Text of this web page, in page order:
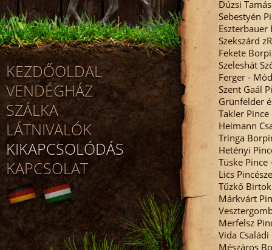
KEZDŐOLDAL
VENDÉGHÁZ
SZÁLKA
LÁTNIVALÓK
KIKAPCSOLÓDÁS
KAPCSOLAT
Dúzsi Tamás
Sebestyén
Eszterbauer
Szekszárd
Fekete
Szeleshát
Ferger -
Szent Gaál
Grünfelder
Takler Pince
Heimann
Tringa
Hetényi
Tüske Pince
Lics
Tűzkő Birtok
Márkvárt
Merfelsz
Vida
Mészáros